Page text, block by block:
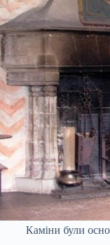
Каміни були